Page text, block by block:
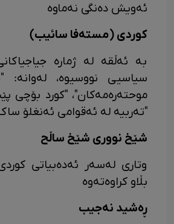
ئەویش دەنگی نەماوە
کوردی (مستەفا سائیب)
بە ئەڵقە لە ژمارە
سیاسیی نووسیوە، لەوانە:
موحتەرەمەکان"، "کورد بۆچی
"تەربیە لە ئەقوامی ئەنغلۆ
شێخ نووری شێخ ساڵح
وتاری لەسەر ئەدەبیاتی
بڵاو کراوەتەوە
ڕەشید نەجیب